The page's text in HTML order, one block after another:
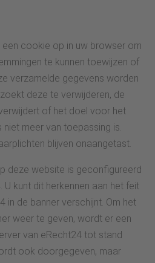
cookie op in uw browser om
te kunnen toewijzen of
verzamelde gegevens worden
deze te verwijderen, de
of het doel voor het
meer van toepassing is.
blijven onaangetast.
deze website is geconfigureerd
U kunt dit herkennen aan het feit
in de banner verschijnt. Om het
weer te geven, wordt er een
van eRecht24 tot stand
ook doorgegeven, maar